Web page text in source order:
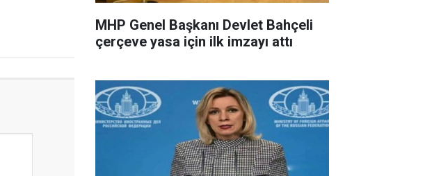
MHP Genel Başkanı Devlet Bahçeli
çerçeve yasa için ilk imzayı attı